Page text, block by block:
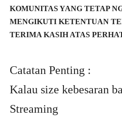
KOMUNITAS YANG TETAP
MENGIKUTI KETENTUAN
TERIMA KASIH ATAS
Catatan Penting :
Kalau size kebesaran
Streaming